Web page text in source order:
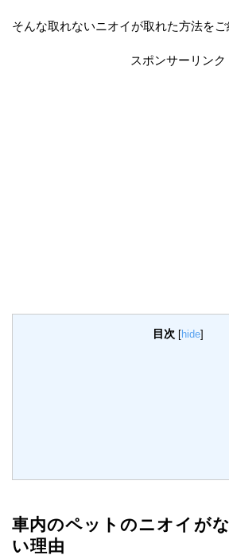
そんな取れないニオイが取れた方法をご
スポンサーリンク
目次 [hide]
車内のペットのニオイが
い理由